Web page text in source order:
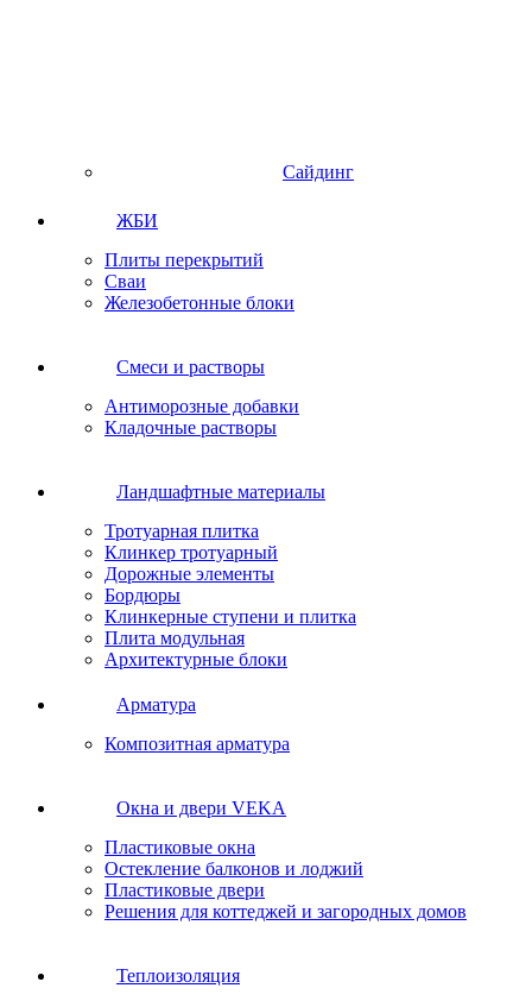
Сайдинг
ЖБИ
Плиты перекрытий
Сваи
Железобетонные блоки
Cмеси и растворы
Антиморозные добавки
Кладочные растворы
Ландшафтные материалы
Тротуарная плитка
Клинкер тротуарный
Дорожные элементы
Бордюры
Клинкерные ступени и плитка
Плита модульная
Архитектурные блоки
Арматура
Композитная арматура
Окна и двери VEKA
Пластиковые окна
Остекление балконов и лоджий
Пластиковые двери
Решения для коттеджей и загородных домов
Теплоизоляция